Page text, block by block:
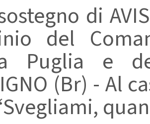
di
del
Puglia e
(Br) - Al